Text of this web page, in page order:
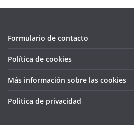
Formulario de contacto
Política de cookies
Más información sobre las cookies
Politica de privacidad